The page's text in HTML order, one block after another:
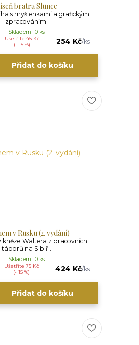
bratra Slunce
s myšlenkami a grafickým
zpracováním.
Ušetříte 45 Kč
(- 15 %)
254 Kč/ks
Skladem 10 ks
Přidat do košíku
v Rusku (2. vydání)
Waltera z pracovních
táborů na Sibiři.
Ušetříte 75 Kč
(- 15 %)
424 Kč/ks
Skladem 10 ks
Přidat do košíku